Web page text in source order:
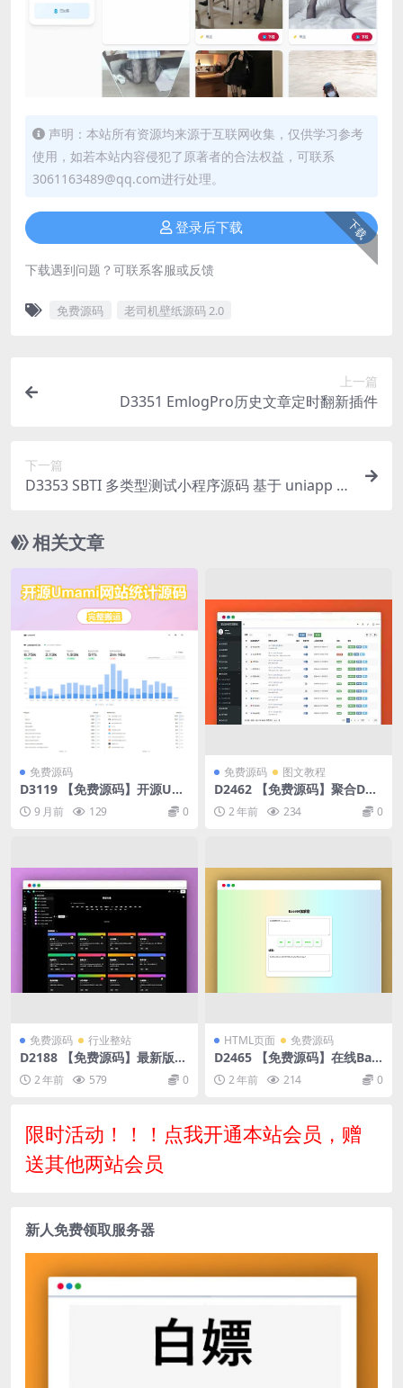
声明：本站所有资源均来源于互联网收集，仅供学习参考
使用，如若本站内容侵犯了原著者的合法权益，可联系
3061163489@qq.com进行处理。
下载
登录后下载
下载遇到问题？可联系客服或反馈
免费源码 老司机壁纸源码 2.0
上一篇
D3351 EmlogPro历史文章定时翻新插件
下一篇
D3353 SBTI 多类型测试小程序源码 基于 uniapp 优
相关文章
免费源码
D3119 【免费源码】开源Um
ami网站统计源码
9 月前 129 0
免费源码 图文教程
D2462 【免费源码】聚合DNS
已更新SSL证书自动申请与部
署功能
2 年前 234 0
免费源码 行业整站
D2188 【免费源码】最新版C
hatGPT对话系统源码 Chat N
io系统源码
2 年前 579 0
HTML页面 免费源码
D2465 【免费源码】在线Bas
e64加解密HTML源码
2 年前 214 0
限时活动！！！点我开通本站会员，赠
送其他两站会员
新人免费领取服务器